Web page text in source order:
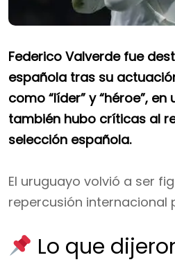
Federico Valverde fue
española tras su
como “líder” y “héroe”,
también hubo críticas al
selección española.
El uruguayo volvió a ser
repercusión internacional
Lo que